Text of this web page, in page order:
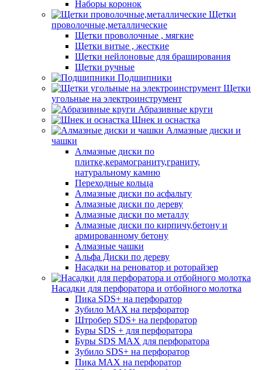
Наборы коронок
Щетки
проволочные,металлические
Щетки проволочные , мягкие
Щетки витые , жесткие
Щетки нейлоновые для браширования
Щетки ручные
Подшипники
Щетки
угольные на электроинструмент
Абразивные круги
Шнек и оснастка
Алмазные диски и
чашки
Алмазные диски по
плитке,керамограниту,граниту,
натуральному камню
Переходные кольца
Алмазные диски по асфальту
Алмазные диски по дереву
Алмазные диски по металлу
Алмазные диски по кирпичу,бетону и
армированному бетону
Алмазные чашки
Альфа Диски по дереву
Насадки на реноватор и роторайзер
Насадки для перфоратора и отбойного молотка
Пика SDS+ на перфоратор
Зубило MAX на перфоратор
Штробер SDS+ на перфоратор
Буры SDS + для перфоратора
Буры SDS MAX для перфоратора
Зубило SDS+ на перфоратор
Пика MAX на перфоратор